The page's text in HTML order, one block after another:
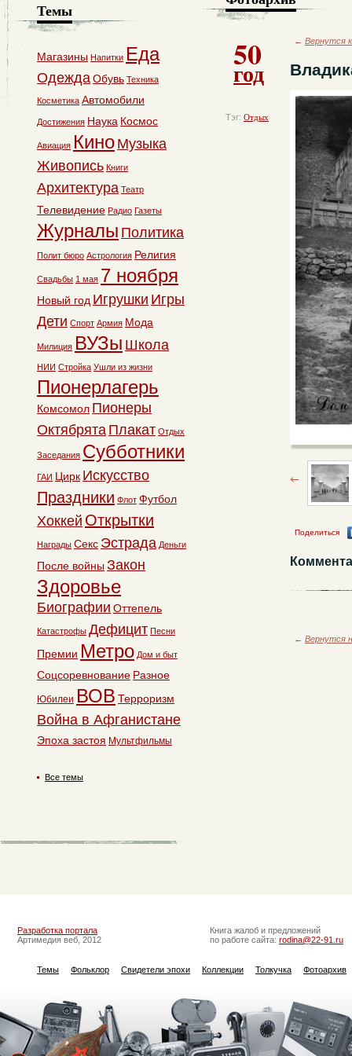
50
год
Тэг: Отдых
← Вернутся
Поделиться
← Вернутся
Темы
Магазины Напитки Еда
ОдеждаОбувь Техника
Косметика Автомобили
Достижения Наука Космос
Авиация Кино Музыка
Живопись Книги
Архитектура Театр
Телевидение Радио Газеты
Журналы Политика
Полит бюро Астрология Религия
Свадьбы 1 мая 7 ноября
Новый год Игрушки Игры
Дети Спорт Армия Мода
Милиция ВУЗы Школа
НИИ Стройка Ушли из жизни
Пионерлагерь
Комсомол Пионеры
Октябрята Плакат Отдых
Заседания Субботники
ГАИ Цирк Искусство
Праздники Флот Футбол
Хоккей Открытки
Награды Секс Эстрада Деньги
После войны Закон
Здоровье
Биографии Оттепель
Катастрофы Дефицит Песни
Премии Метро Дом и быт
Соцсоревнование Разное
Юбилеи ВОВ Терроризм
Война в Афганистане
Эпоха застоя Мультфильмы
Все темы
Разработка портала
Артимедия веб, 2012
Книга жалоб и предложений
по работе сайта: rodina@22-91.ru
Темы Фольклор Свидетели эпохи Коллекции Толкучка Фотоархив